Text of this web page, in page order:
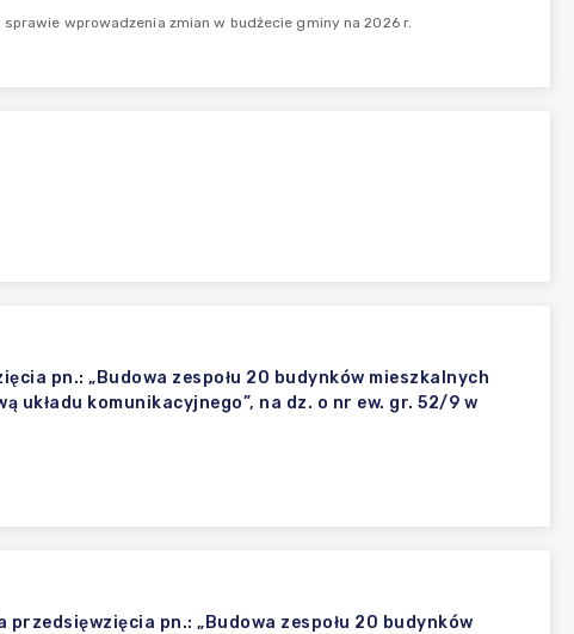
sprawie wprowadzenia zmian w budżecie gminy na 2026 r.
pn.: „Budowa zespołu 20 budynków mieszkalnych
komunikacyjnego”, na dz. o nr ew. gr. 52/9 w
pn.: „Budowa zespołu 20 budynków